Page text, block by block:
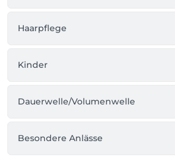
Haarpflege
Kinder
Dauerwelle/Volumenwelle
Besondere Anlässe